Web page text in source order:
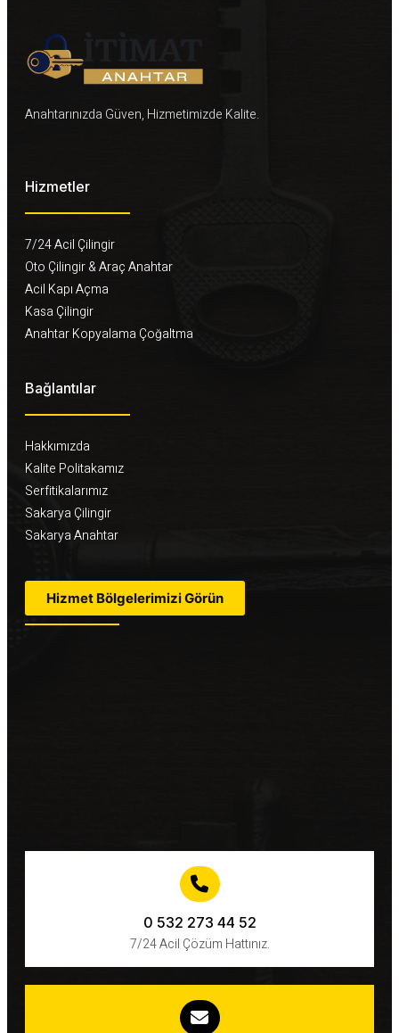
Anahtarınızda Güven, Hizmetimizde Kalite.
Hizmetler
7/24 Acil Çilingir
Oto Çilingir & Araç Anahtar
Acil Kapı Açma
Kasa Çilingir
Anahtar Kopyalama Çoğaltma
Bağlantılar
Hakkımızda
Kalite Politakamız
Serfitikalarımız
Sakarya Çilingir
Sakarya Anahtar
Hizmet Bölgelerimizi Görün
0 532 273 44 52
7/24 Acil Çözüm Hattınız.